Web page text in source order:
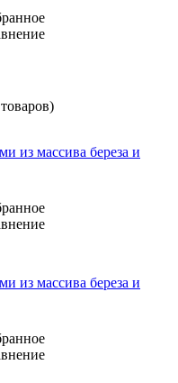
из массива береза и
из массива береза и